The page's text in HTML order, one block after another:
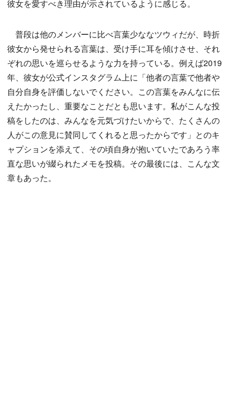
彼女を愛すべき理由が示されているように感じる。
普段は他のメンバーに比べ言葉少ななツウィだが、時折
彼女から発せられる言葉は、受け手に耳を傾けさせ、それ
ぞれの思いを巡らせるような力を持っている。例えば2019
年、彼女が公式インスタグラム上に「他者の言葉で他者や
自分自身を評価しないでください。この言葉をみんなに伝
えたかったし、重要なことだとも思います。私がこんな投
稿をしたのは、みんなを元気づけたいからで、たくさんの
人がこの意見に賛同してくれると思ったからです」とのキ
ャプションを添えて、その頃自身が抱いていたであろう率
直な思いが綴られたメモを投稿。その最後には、こんな文
章もあった。